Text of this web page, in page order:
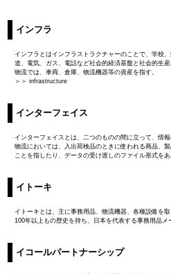
インフラ
インフラとはインフラストラクチャーのことで、学校
道、電気、ガス、電話など社会的経済基盤と社会的生
物流では、車両、倉庫、物流機器等の資産を指す。
＞＞ infrastructure
インターフェイス
インターフェイスとは、二つのものの間に立って、情
物流においては、入出荷検品のときに使われる商品、
ことを指したり、データの受け渡しのファイル形式をあ
イトーキ
イトーキとは、主に事務用品、物流機器、各種設備を取
100年以上もの歴史を持ち、日本を代表する事務用品メ
イコールパートナーシップ